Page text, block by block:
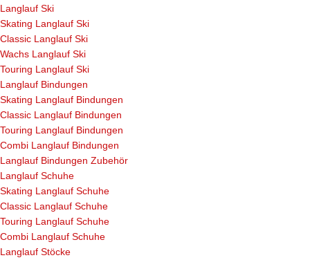
Langlauf Ski
Skating Langlauf Ski
Classic Langlauf Ski
Wachs Langlauf Ski
Touring Langlauf Ski
Langlauf Bindungen
Skating Langlauf Bindungen
Classic Langlauf Bindungen
Touring Langlauf Bindungen
Combi Langlauf Bindungen
Langlauf Bindungen Zubehör
Langlauf Schuhe
Skating Langlauf Schuhe
Classic Langlauf Schuhe
Touring Langlauf Schuhe
Combi Langlauf Schuhe
Langlauf Stöcke